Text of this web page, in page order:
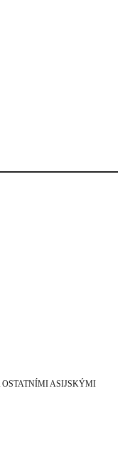
ASIJSKÝMI